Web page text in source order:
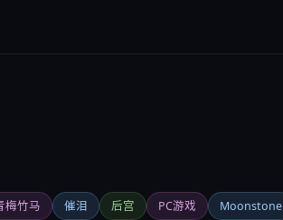
梅竹马 催泪 后宫 PC游戏
Moonstone